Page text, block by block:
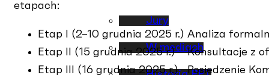
Jury
W mediach
etapach:
Etap I (2–10 grudnia 2025 r.) Analiza
Etap II (15 grudnia 2025 r.) Konsultacje z
Etap III (16 grudnia 2025 r.) Posiedzenie